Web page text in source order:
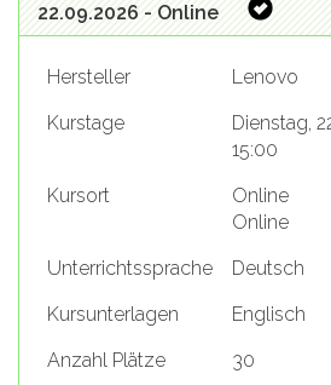
22.09.2026 - Online
Hersteller
Lenovo
Kurstage
Dienstag,
15:00
Kursort
Online
Online
Unterrichtssprache
Deutsch
Kursunterlagen
Englisch
Anzahl Plätze
30